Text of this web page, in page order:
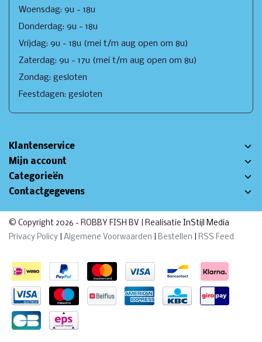
Woensdag: 9u - 18u
Donderdag: 9u - 18u
Vrijdag: 9u - 18u (mei t/m aug open om 8u)
Zaterdag: 9u - 17u (mei t/m aug open om 8u)
Zondag: gesloten
Feestdagen: gesloten
Klantenservice
Mijn account
Categorieën
Contactgegevens
© Copyright 2026 - ROBBY FISH BV | Realisatie InStijl Media
Privacy Policy
Algemene Voorwaarden Bestellen RSS Feed